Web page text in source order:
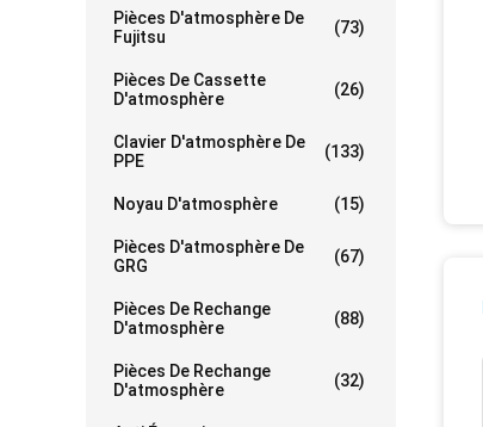
Pièces D'atmosphère De
Fujitsu
(73)
Pièces De Cassette
D'atmosphère
(26)
Clavier D'atmosphère De
PPE
(133)
Noyau D'atmosphère (15)
Pièces D'atmosphère De
GRG
(67)
Pièces De Rechange
D'atmosphère
(88)
Pièces De Rechange
D'atmosphère
(32)